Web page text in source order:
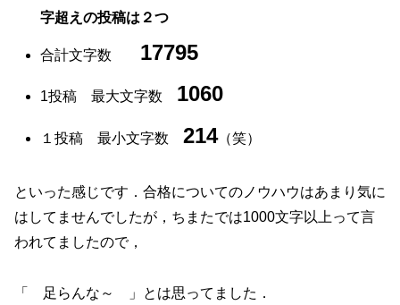
字超えの投稿は２つ
合計文字数 17795
1投稿 最大文字数 1060
１投稿 最小文字数214（笑）
といった感じです．合格についてのノウハウはあまり気に
はしてませんでしたが，ちまたでは1000文字以上って言
われてましたので，
「 足らんな～ 」とは思ってました．